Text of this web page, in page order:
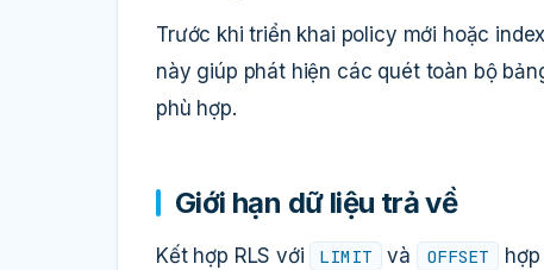
Trước khi triển khai policy mới hoặc
này giúp phát hiện các quét toàn bộ
phù hợp.
Giới hạn dữ liệu trả về
Kết hợp RLS với LIMIT và OFFSET